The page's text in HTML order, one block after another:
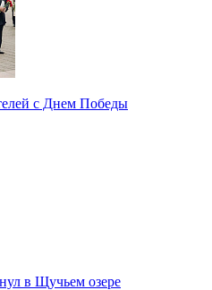
с Днем Победы
в Щучьем озере